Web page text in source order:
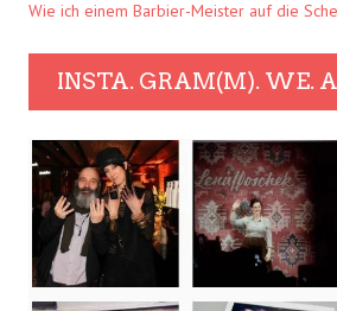
Wie ich einem Barbier-Meister auf die
INSTA. GRAM(M). WE.